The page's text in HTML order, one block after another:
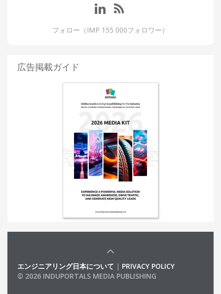
フォロー（IMP 155 000フォロワー）
広告掲載ガイド
エンジニアリング日本について | PRIVACY POLICY
© 2026 INDUPORTALS MEDIA PUBLISHING